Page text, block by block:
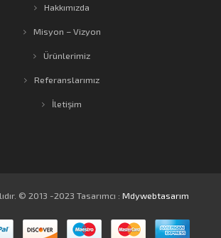
Hakkımızda
Misyon – Vizyon
Ürünlerimiz
Referanslarımız
İletişim
© 2013 -2023 Tasarımcı : Mdywebtasarım